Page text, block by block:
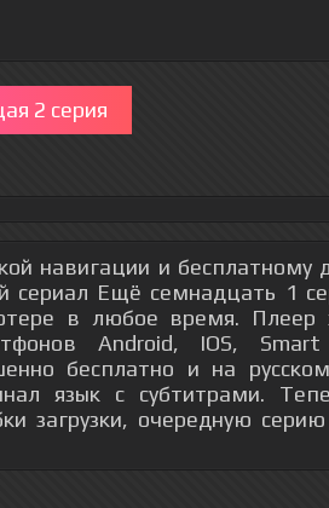
2 серия
навигации и бесплатному
сериал Ещё семнадцать 1
в любое время. Плеер
Android, IOS,
бесплатно и на
язык с субтитрами.
загрузки, очередную